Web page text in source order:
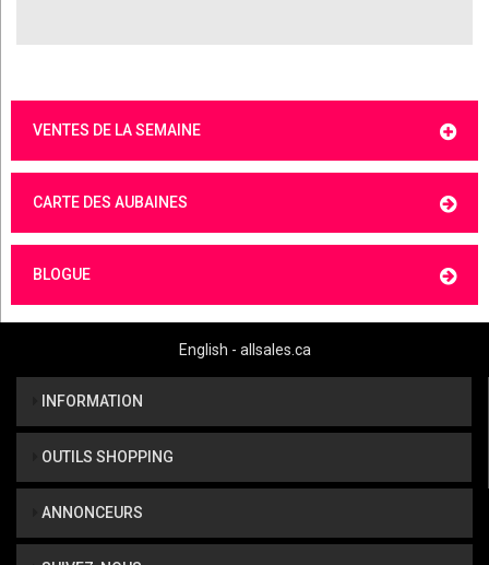
VENTES DE LA SEMAINE
CARTE DES AUBAINES
BLOGUE
English - allsales.ca
INFORMATION
OUTILS SHOPPING
ANNONCEURS